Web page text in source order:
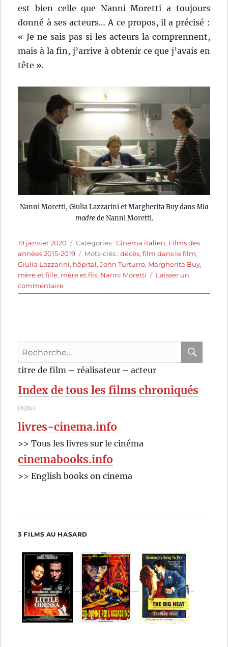
est bien celle que Nanni Moretti a toujours
donné à ses acteurs… A ce propos, il a précisé :
« Je ne sais pas si les acteurs la comprennent,
mais à la fin, j’arrive à obtenir ce que j’avais en
tête ».
Nanni Moretti, Giulia Lazzarini et Margherita Buy dans Mia
madrede Nanni Moretti.
Publié
le
19 janvier 2020 Catégories
Catégories :Cinéma italien, Films des
années 2015-2019
Étiquettes
Mots-clés :décès,film dans le film,
Giulia Lazzarini, hôpital,John Turturro, Margherita Buy,
mère et fille, mère et fils, Nanni Moretti
Laisser un
commentairesur
Mia
Moretti
Recherche
pour
:
titre de film – réalisateur – acteur
Index de tous les films chroniqués
(6381)
livres-cinema.info
>> Tous les livres sur le cinéma
cinemabooks.info
>> English books on cinema
3 FILMS AU HASARD